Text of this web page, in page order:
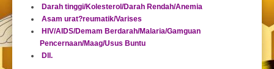
Darah tinggi/Kolesterol/Darah Rendah/Anemia
Asam urat?reumatik/Varises
HIV/AIDS/Demam Berdarah/Malaria/Gamguan
Pencernaan/Maag/Usus Buntu
Dll.